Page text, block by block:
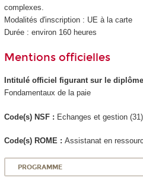
complexes.
Modalités d'inscription : UE à la carte
Durée : environ 160 heures
Mentions officielles
Intitulé officiel figurant sur le
Fondamentaux de la paie
Code(s) NSF : Echanges et gestion (31)
Code(s) ROME : Assistanat en
PROGRAMME